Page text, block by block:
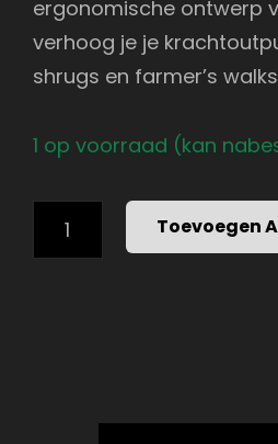
ergonomische ontwerp
verhoog je je
shrugs en farmer’s
1 op voorraad (kan
SHOP
-
Toevoegen